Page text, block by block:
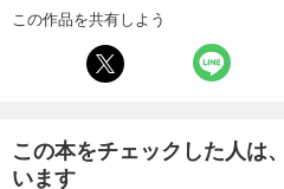
この作品を共有しよう
この本をチェックした人は
います